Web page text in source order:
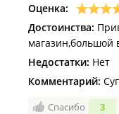
Оценка:
Достоинства:
магазин,большой
Недостатки: Нет
Комментарий:
Спасибо 3